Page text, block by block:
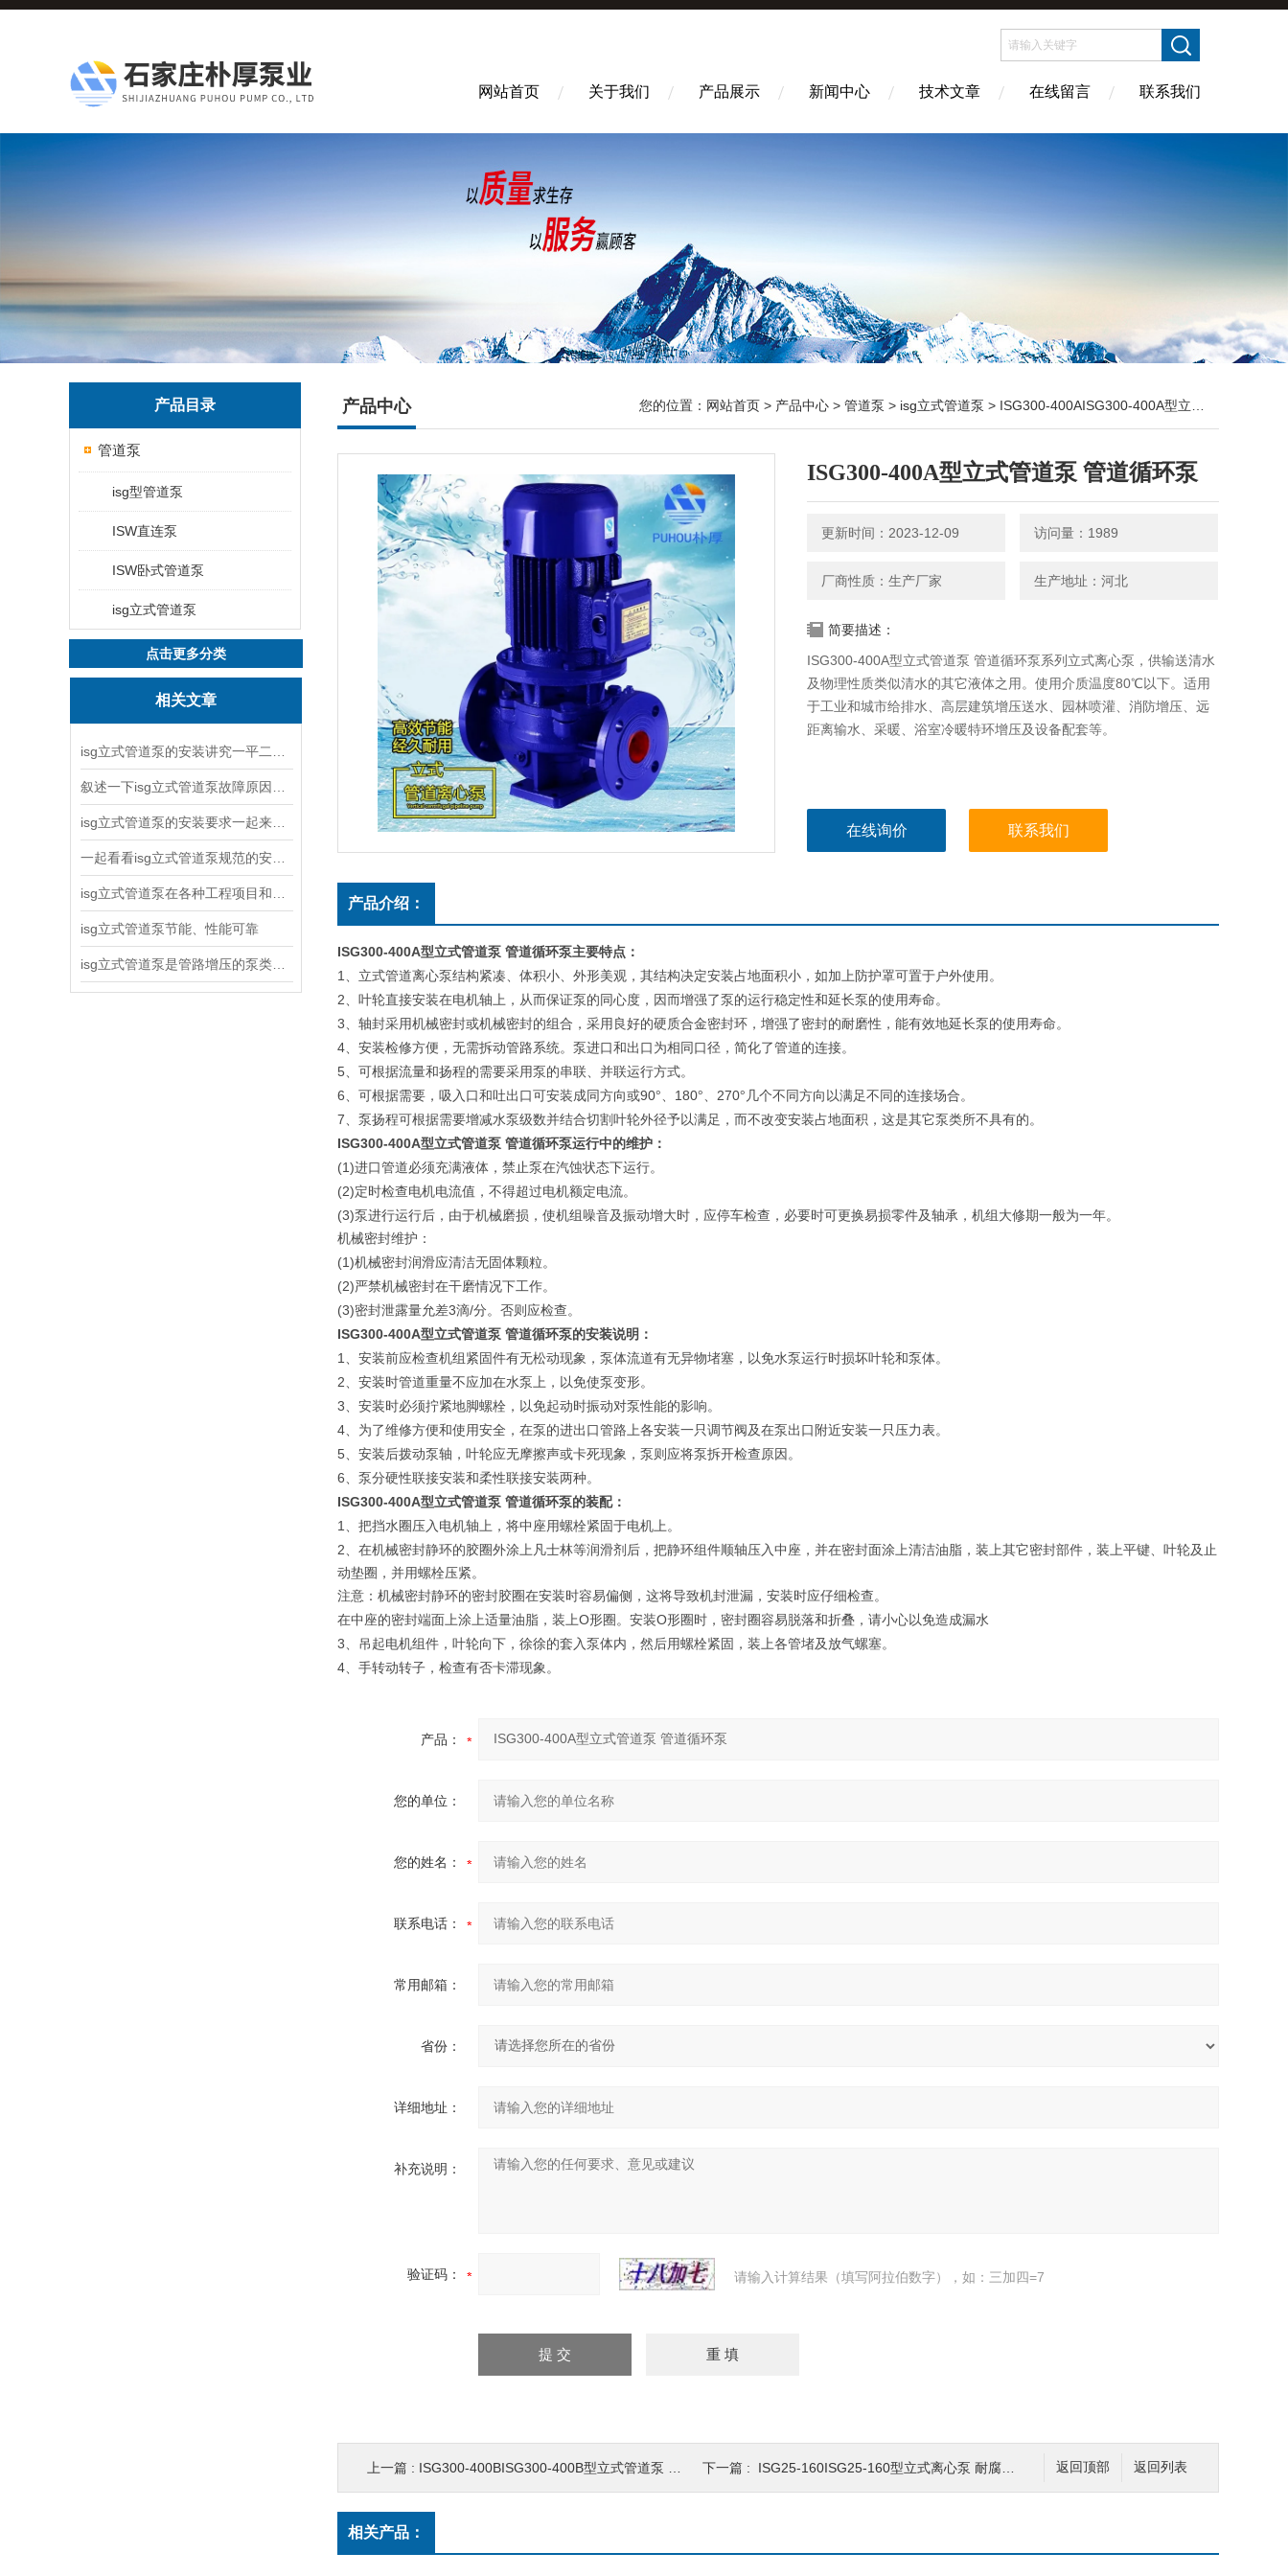
网站首页 关于我们 产品展示 新闻中心 技术文章 在线留言 联系我们
产品目录
管道泵
isg型管道泵
ISW直连泵
ISW卧式管道泵
isg立式管道泵
点击更多分类
相关文章
isg立式管道泵节能、性能可靠
产品中心 您的位置： 网站首页 > 产品中心 > 管道泵 > isg立式管道泵 > ISG300-400AISG300-400A型立式管道泵 管道循环泵
ISG300-400A型立式管道泵 管道循环泵
更新时间：2023-12-09 访问量：1989
厂商性质：生产厂家 生产地址：河北
简要描述：
ISG300-400A型立式管道泵 管道循环泵系列立式离心泵，供输送清水
及物理性质类似清水的其它液体之用。使用介质温度80℃以下。适用
于工业和城市给排水、高层建筑增压送水、园林喷灌、消防增压、远
距离输水、采暖、浴室冷暖特环增压及设备配套等。
在线询价 联系我们
产品介绍：
ISG300-400A型立式管道泵 管道循环泵主要特点：
1 、立式管道离心泵结构紧凑、体积小、外形美观，其结构决定安装占地面积小，如加上防护罩可置于户外使用。
2、叶轮直接安装在电机轴上，从而保证泵的同心度，因而增强了泵的运行稳定性和延长泵的使用寿命。
3、轴封采用机械密封或机械密封的组合，采用良好的硬质合金密封环，增强了密封的耐磨性，能有效地延长泵的使用寿命。
4、安装检修方便，无需拆动管路系统。泵进口和出口为相同口径，简化了管道的连接。
5、可根据流量和扬程的需要采用泵的串联、并联运行方式。
6、可根据需要，吸入口和吐出口可安装成同方向或90°、 180°、 270°几个不同方向以满足不同的连接场合。
7、泵扬程可根据需要增减水泵级数并结合切割叶轮外径予以满足，而不改变安装占地面积，这是其它泵类所不具有的。
ISG300-400A型立式管道泵 管道循环泵运行中的维护：
(1)进口管道必须充满液体，禁止泵在汽蚀状态下运行。
(2)定时检查电机电流值，不得超过电机额定电流。
(3)泵进行运行后，由于机械磨损，使机组噪音及振动增大时，应停车检查，必要时可更换易损零件及轴承，机组大修期一般为一年。
机械密封维护：
(1)机械密封润滑应清洁无固体颗粒。
(2)严禁机械密封在干磨情况下工作。
(3)密封泄露量允差3滴/分。否则应检查。
ISG300-400A型立式管道泵 管道循环泵的安装说明：
1 、安装前应检查机组紧固件有无松动现象，泵体流道有无异物堵塞，以免水泵运行时损坏叶轮和泵体。
2、安装时管道重量不应加在水泵上，以免使泵变形。
3、安装时必须拧紧地脚螺栓，以免起动时振动对泵性能的影响。
4、为了维修方便和使用安全，在泵的进出口管路上各安装一只调节阀及在泵出口附近安装一只压力表。
5、安装后拨动泵轴，叶轮应无摩擦声或卡死现象，泵则应将泵拆开检查原因。
6、泵分硬性联接安装和柔性联接安装两种。
ISG300-400A型立式管道泵 管道循环泵的装配：
1 、把挡水圈压入电机轴上，将中座用螺栓紧固于电机上。
2、在机械密封静环的胶圈外涂上凡士林等润滑剂后，把静环组件顺轴压入中座，并在密封面涂上清洁油脂，装上其它密封部件，装上平键、叶轮及止
动垫圈，并用螺栓压紧。
注意：机械密封静环的密封胶圈在安装时容易偏侧，这将导致机封泄漏，安装时应仔细检查。
在中座的密封端面上涂上适量油脂，装上O形圈。安装O形圈时，密封圈容易脱落和折叠，请小心以免造成漏水
3、吊起电机组件，叶轮向下，徐徐的套入泵体内，然后用螺栓紧固，装上各管堵及放气螺塞。
4、手转动转子，检查有否卡滞现象。
产品：
您的单位：
您的姓名：
联系电话：
常用邮箱：
省份：
详细地址：
补充说明：
验证码： 请输入计算结果（填写阿拉伯数字），如：三加四=7
返回列表
返回顶部
上一篇 : ISG300-400BISG300-400B型立式管道泵 管道循环泵 下一篇 : ISG25-160ISG25-160型立式离心泵 耐腐管道泵
相关产品：